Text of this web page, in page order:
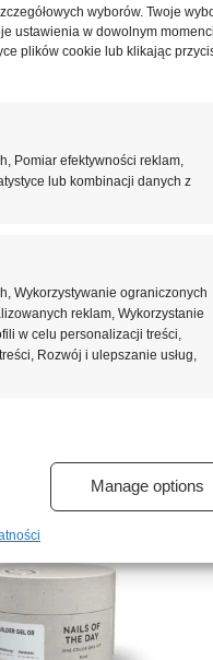
wyborów. Twoje
ustawienia w dowolnym
plików cookie lub klikając
Pomiar efektywności reklam,
lub kombinacji danych z
Wykorzystywanie ograniczonych
reklam, Wykorzystanie
w celu personalizacji treści,
Rozwój i ulepszanie usług,
urządzeń,
automatycznie.
i
reklam i treści,
o
Manage options
Dobre właściwości
nadbudowy naturalnej
pod lakier hybrydowy
wykończenie.
mechaniczne i
żeli budujących średniej